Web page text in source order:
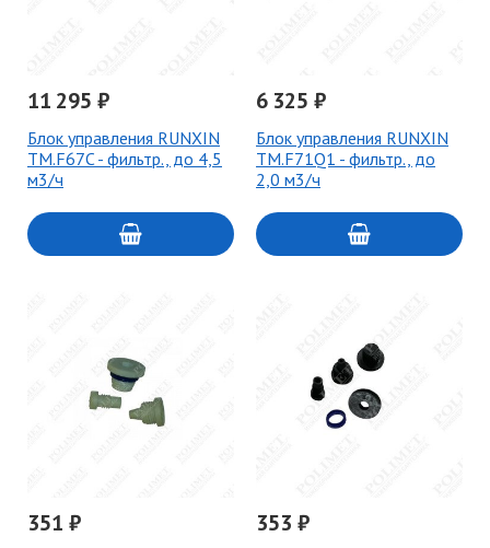
11 295 ₽
Блок управления RUNXIN
TM.F67C - фильтр., до 4,5
м3/ч
6 325 ₽
Блок управления RUNXIN
TM.F71Q1 - фильтр., до
2,0 м3/ч
351 ₽ 353 ₽